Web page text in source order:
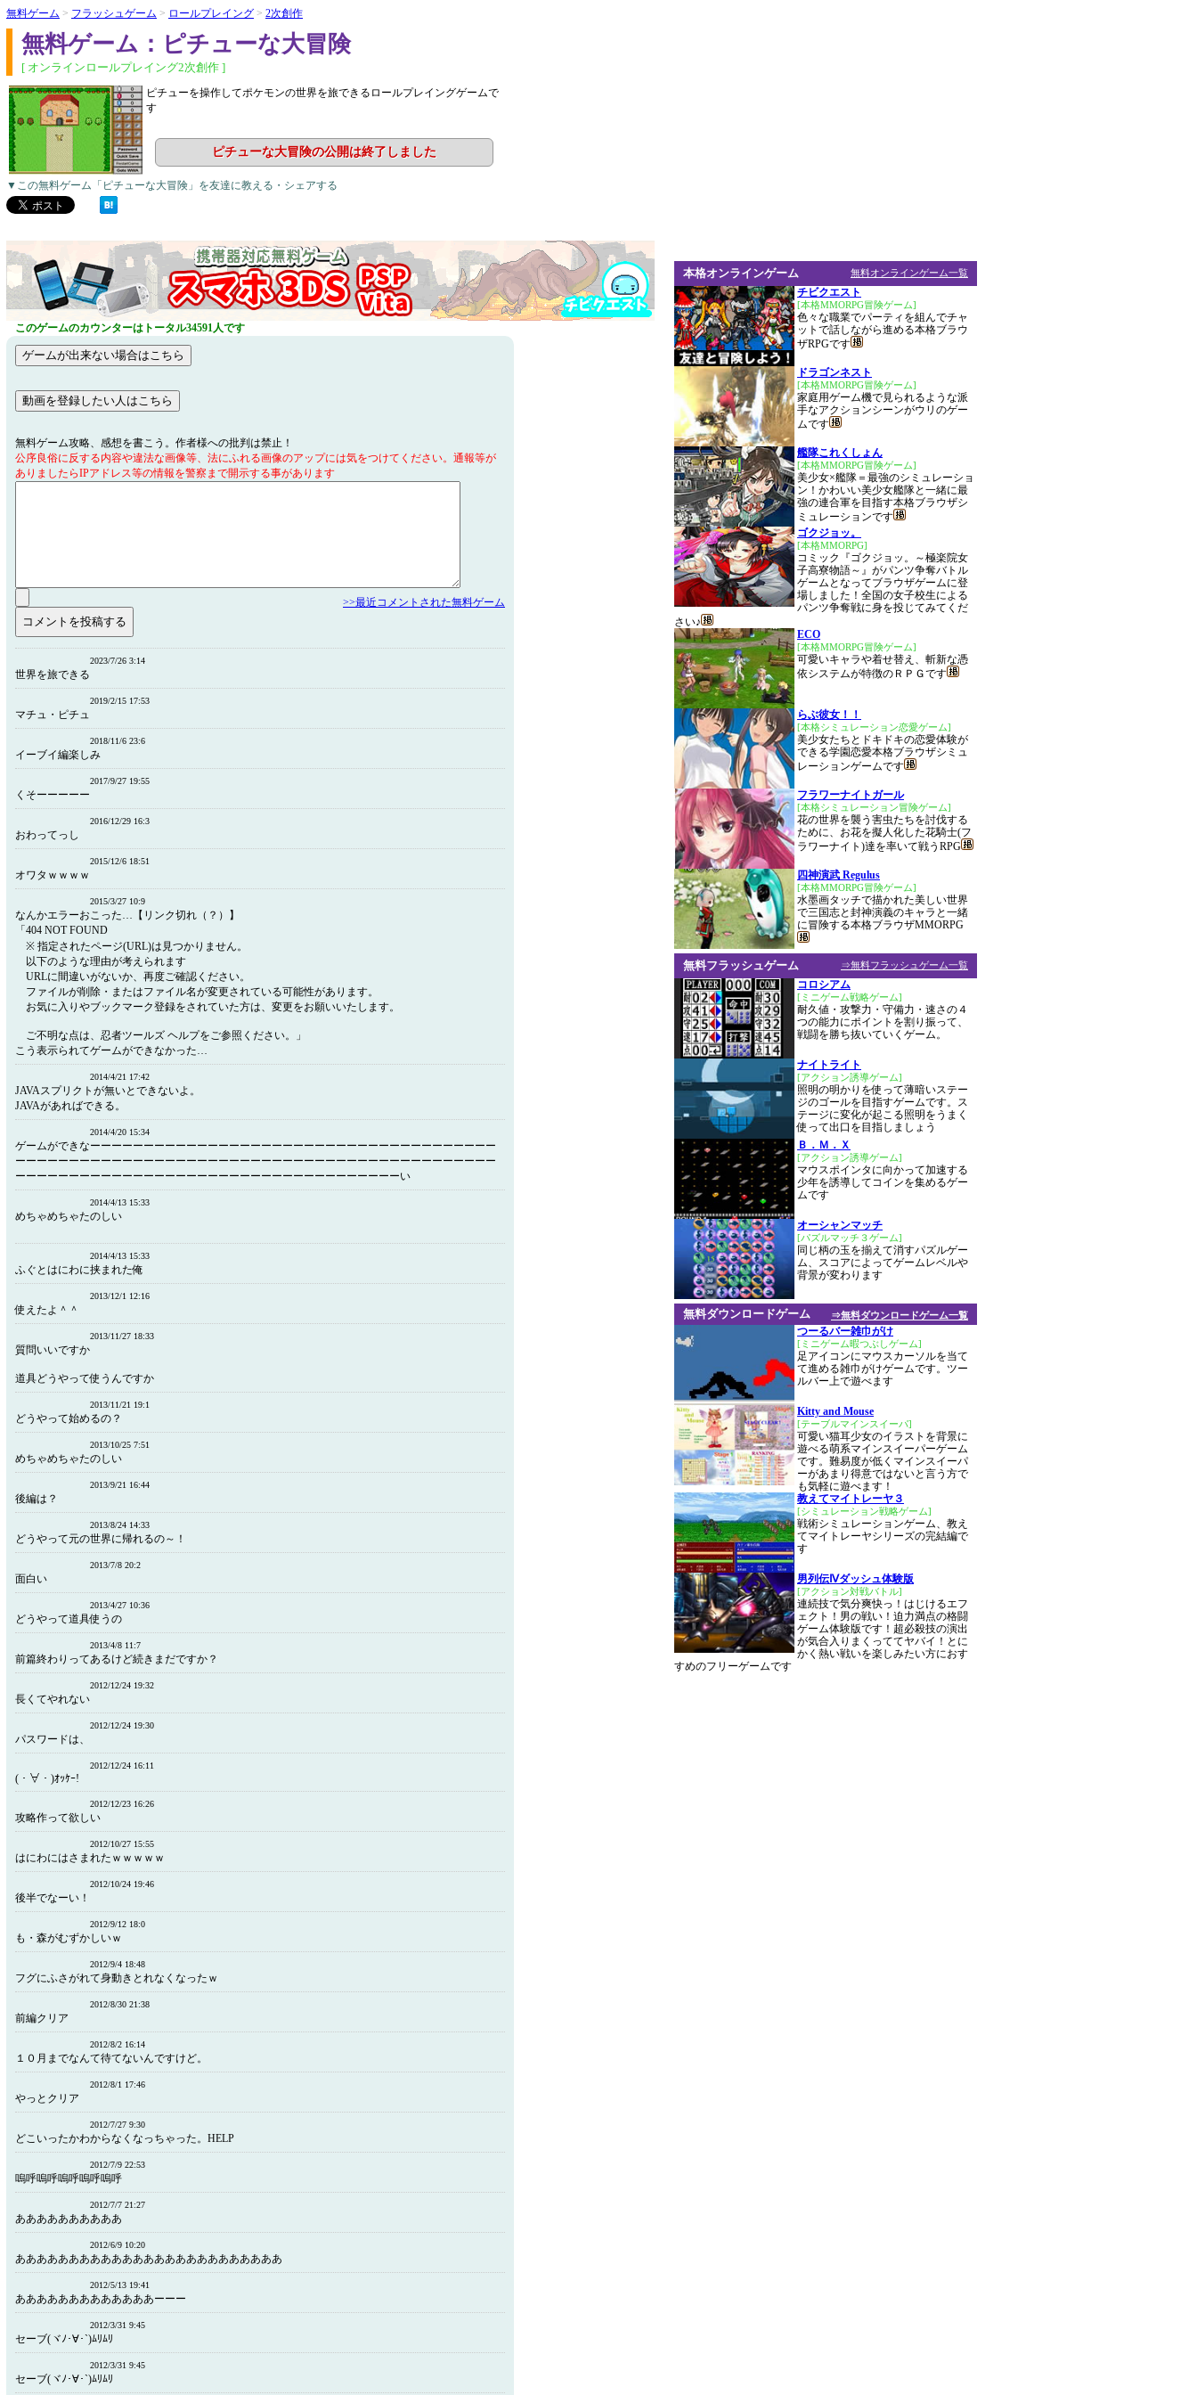
無料ゲーム > フラッシュゲーム > ロールプレイング > 2次創作
無料ゲーム：ピチューな大冒険
[ オンラインロールプレイング2次創作 ]
ピチューを操作してポケモンの世界を旅できるロールプレイングゲームで
す
ピチューな大冒険の公開は終了しました
▼この無料ゲーム「ピチューな大冒険」を友達に教える・シェアする
このゲームのカウンターはトータル34591人です
無料ゲーム攻略、感想を書こう。作者様への批判は禁止！
公序良俗に反する内容や違法な画像等、法にふれる画像のアップには気をつけてください。通報等が
ありましたらIPアドレス等の情報を警察まで開示する事があります
>>最近コメントされた無料ゲーム
2023/7/26 3:14
世界を旅できる
2019/2/15 17:53
マチュ・ピチュ
2018/11/6 23:6
イーブイ編楽しみ
2017/9/27 19:55
くそーーーーー
2016/12/29 16:3
おわってっし
2015/12/6 18:51
オワタｗｗｗｗ
2015/3/27 10:9
なんかエラーおこった…【リンク切れ（？）】
「404 NOT FOUND
※ 指定されたページ(URL)は見つかりません。
以下のような理由が考えられます
URLに間違いがないか、再度ご確認ください。
ファイルが削除・またはファイル名が変更されている可能性があります。
お気に入りやブックマーク登録をされていた方は、変更をお願いいたします。
ご不明な点は、忍者ツールズ ヘルプをご参照ください。」
こう表示られてゲームができなかった…
2014/4/21 17:42
JAVAスプリクトが無いとできないよ。
JAVAがあればできる。
2014/4/20 15:34
ゲームができなーーーーーーーーーーーーーーーーーーーーーーーーーーーーーーーーーーーーーー
ーーーーーーーーーーーーーーーーーーーーーーーーーーーーーーーーーーーーーーーーーーーーー
ーーーーーーーーーーーーーーーーーーーーーーーーーーーーーーーーーーーーい
2014/4/13 15:33
めちゃめちゃたのしい
2014/4/13 15:33
ふぐとはにわに挟まれた俺
2013/12/1 12:16
使えたよ＾＾
2013/11/27 18:33
質問いいですか
道具どうやって使うんですか
2013/11/21 19:1
どうやって始めるの？
2013/10/25 7:51
めちゃめちゃたのしい
2013/9/21 16:44
後編は？
2013/8/24 14:33
どうやって元の世界に帰れるの～！
2013/7/8 20:2
面白い
2013/4/27 10:36
どうやって道具使うの
2013/4/8 11:7
前篇終わりってあるけど続きまだですか？
2012/12/24 19:32
長くてやれない
2012/12/24 19:30
パスワードは、
2012/12/24 16:11
(・∀・)ｵｯｹｰ!
2012/12/23 16:26
攻略作って欲しい
2012/10/27 15:55
はにわにはさまれたｗｗｗｗｗ
2012/10/24 19:46
後半でなーい！
2012/9/12 18:0
も・森がむずかしいｗ
2012/9/4 18:48
フグにふさがれて身動きとれなくなったｗ
2012/8/30 21:38
前編クリア
2012/8/2 16:14
１０月までなんて待てないんですけど。
2012/8/1 17:46
やっとクリア
2012/7/27 9:30
どこいったかわからなくなっちゃった。HELP
2012/7/9 22:53
嗚呼嗚呼嗚呼嗚呼嗚呼
2012/7/7 21:27
ああああああああああ
2012/6/9 10:20
あああああああああああああああああああああああああ
2012/5/13 19:41
あああああああああああああーーー
2012/3/31 9:45
セーブ(ヾﾉ･∀･`)ﾑﾘﾑﾘ
2012/3/31 9:45
セーブ(ヾﾉ･∀･`)ﾑﾘﾑﾘ
無料オンラインゲーム一覧
本格オンラインゲーム
チビクエスト
[本格MMORPG冒険ゲーム]
色々な職業でパーティを組んでチャ
ットで話しながら進める本格ブラウ
ザRPGです
ドラゴンネスト
[本格MMORPG冒険ゲーム]
家庭用ゲーム機で見られるような派
手なアクションシーンがウリのゲー
ムです
艦隊これくしょん
[本格MMORPG冒険ゲーム]
美少女×艦隊＝最強のシミュレーショ
ン！かわいい美少女艦隊と一緒に最
強の連合軍を目指す本格ブラウザシ
ミュレーションです
ゴクジョッ。
[本格MMORPG]
コミック『ゴクジョッ。～極楽院女
子高寮物語～』がパンツ争奪バトル
ゲームとなってブラウザゲームに登
場しました！全国の女子校生による
パンツ争奪戦に身を投じてみてくだ
さい♪
ECO
[本格MMORPG冒険ゲーム]
可愛いキャラや着せ替え、斬新な憑
依システムが特徴のＲＰＧです
らぶ彼女！！
[本格シミュレーション恋愛ゲーム]
美少女たちとドキドキの恋愛体験が
できる学園恋愛本格ブラウザシミュ
レーションゲームです
フラワーナイトガール
[本格シミュレーション冒険ゲーム]
花の世界を襲う害虫たちを討伐する
ために、お花を擬人化した花騎士(フ
ラワーナイト)達を率いて戦うRPG
四神演武 Regulus
[本格MMORPG冒険ゲーム]
水墨画タッチで描かれた美しい世界
で三国志と封神演義のキャラと一緒
に冒険する本格ブラウザMMORPG
⇒無料フラッシュゲーム一覧
無料フラッシュゲーム
コロシアム
[ミニゲーム戦略ゲーム]
耐久値・攻撃力・守備力・速さの４
つの能力にポイントを割り振って、
戦闘を勝ち抜いていくゲーム。
ナイトライト
[アクション誘導ゲーム]
照明の明かりを使って薄暗いステー
ジのゴールを目指すゲームです。ス
テージに変化が起こる照明をうまく
使って出口を目指しましょう
Ｂ．Ｍ．Ｘ
[アクション誘導ゲーム]
マウスポインタに向かって加速する
少年を誘導してコインを集めるゲー
ムです
オーシャンマッチ
[パズルマッチ３ゲーム]
同じ柄の玉を揃えて消すパズルゲー
ム、スコアによってゲームレベルや
背景が変わります
⇒無料ダウンロードゲーム一覧
無料ダウンロードゲーム
つーるバー雑巾がけ
[ミニゲーム暇つぶしゲーム]
足アイコンにマウスカーソルを当て
て進める雑巾がけゲームです。ツー
ルバー上で遊べます
Kitty and Mouse
[テーブルマインスイーパ]
可愛い猫耳少女のイラストを背景に
遊べる萌系マインスイーパーゲーム
です。難易度が低くマインスイーパ
ーがあまり得意ではないと言う方で
も気軽に遊べます！
教えてマイトレーヤ３
[シミュレーション戦略ゲーム]
戦術シミュレーションゲーム、教え
てマイトレーヤシリーズの完結編で
す
男列伝Ⅳダッシュ体験版
[アクション対戦バトル]
連続技で気分爽快っ！はじけるエフ
ェクト！男の戦い！迫力満点の格闘
ゲーム体験版です！超必殺技の演出
が気合入りまくっててヤバイ！とに
かく熱い戦いを楽しみたい方におす
すめのフリーゲームです